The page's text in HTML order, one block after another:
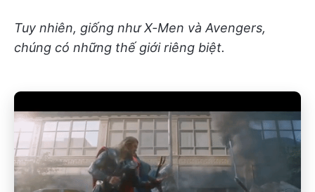
Tuy nhiên, giống như X-Men và Avengers,
chúng có những thế giới riêng biệt.